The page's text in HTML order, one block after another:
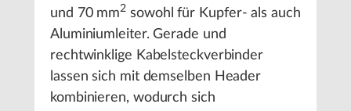
und 70 mm2 sowohl für Kupfer- als auch
Aluminiumleiter. Gerade und
rechtwinklige Kabelsteckverbinder
lassen sich mit demselben Header
kombinieren, wodurch sich